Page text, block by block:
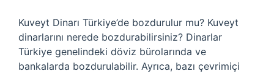
Kuveyt Dinarı Türkiye’de bozdurulur mu? Kuveyt
dinarlarını nerede bozdurabilirsiniz? Dinarlar
Türkiye genelindeki döviz bürolarında ve
bankalarda bozdurulabilir. Ayrıca, bazı çevrimiçi